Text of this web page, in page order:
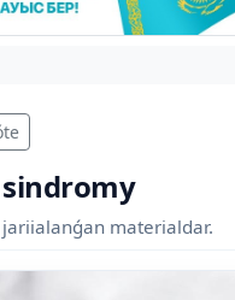
materialdar.